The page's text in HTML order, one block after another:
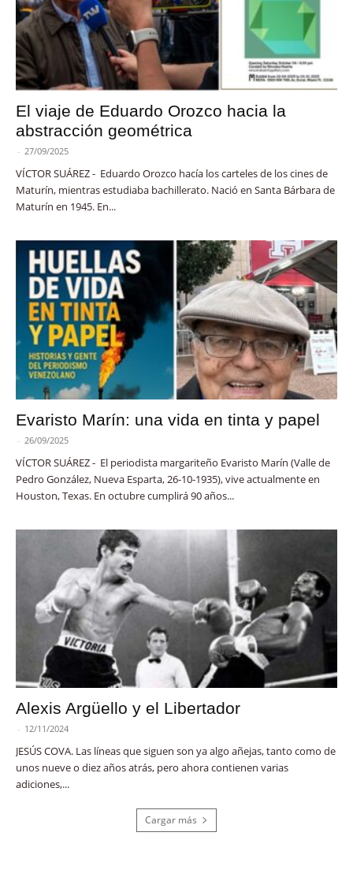
El viaje de Eduardo Orozco hacia la
abstracción geométrica
- 27/09/2025
VÍCTOR SUÁREZ - Eduardo Orozco hacía los carteles de los cines de
Maturín, mientras estudiaba bachillerato. Nació en Santa Bárbara de
Maturín en 1945. En...
Evaristo Marín: una vida en tinta y papel
- 26/09/2025
VÍCTOR SUÁREZ - El periodista margariteño Evaristo Marín (Valle de
Pedro González, Nueva Esparta, 26-10-1935), vive actualmente en
Houston, Texas. En octubre cumplirá 90 años...
Alexis Argüello y el Libertador
- 12/11/2024
JESÚS COVA. Las líneas que siguen son ya algo añejas, tanto como de
unos nueve o diez años atrás, pero ahora contienen varias
adiciones,...
Cargar más